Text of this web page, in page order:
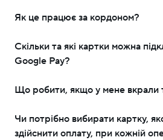
Як це працює за кордоном?
Скільки та які картки можна
Google Pay?
Що робити, якщо у мене вкрали
Чи потрібно вибирати картку,
здійснити оплату, при кожній